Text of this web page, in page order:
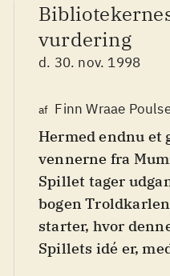
vurdering
d. 30. nov. 1998
af Finn Wraae
Hermed endnu et
vennerne fra
Spillet tager
bogen
starter, hvor
Spillets idé er,